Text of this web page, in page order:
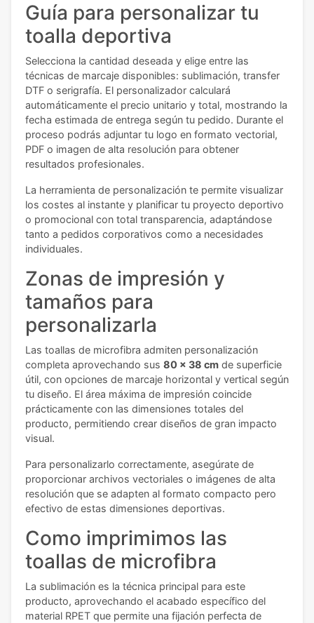
Guía para personalizar tu
toalla deportiva
Selecciona la cantidad deseada y elige entre las
técnicas de marcaje disponibles: sublimación, transfer
DTF o serigrafía. El personalizador calculará
automáticamente el precio unitario y total, mostrando la
fecha estimada de entrega según tu pedido. Durante el
proceso podrás adjuntar tu logo en formato vectorial,
PDF o imagen de alta resolución para obtener
resultados profesionales.
La herramienta de personalización te permite visualizar
los costes al instante y planificar tu proyecto deportivo
o promocional con total transparencia, adaptándose
tanto a pedidos corporativos como a necesidades
individuales.
Zonas de impresión y
tamaños para
personalizarla
Las toallas de microfibra admiten personalización
completa aprovechando sus 80 x 38 cm de superficie
útil, con opciones de marcaje horizontal y vertical según
tu diseño. El área máxima de impresión coincide
prácticamente con las dimensiones totales del
producto, permitiendo crear diseños de gran impacto
visual.
Para personalizarlo correctamente, asegúrate de
proporcionar archivos vectoriales o imágenes de alta
resolución que se adapten al formato compacto pero
efectivo de estas dimensiones deportivas.
Como imprimimos las
toallas de microfibra
La sublimación es la técnica principal para este
producto, aprovechando el acabado específico del
material RPET que permite una fijación perfecta de